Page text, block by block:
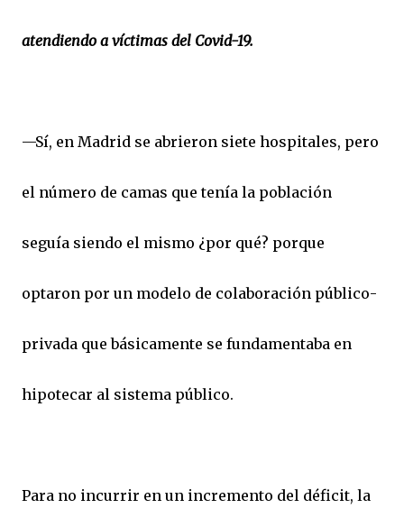
atendiendo a víctimas del Covid-19.
—Sí, en Madrid se abrieron siete hospitales, pero
el número de camas que tenía la población
seguía siendo el mismo ¿por qué? porque
optaron por un modelo de colaboración público-
privada que básicamente se fundamentaba en
hipotecar al sistema público.
Para no incurrir en un incremento del déficit, la